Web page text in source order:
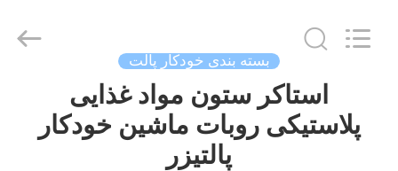
محصولات
CO.,LIMITED.
بسته بندی خودکار پالت
استاکر ستون مواد غذایی
پلاستیکی روبات ماشین خودکار
پالتیزر